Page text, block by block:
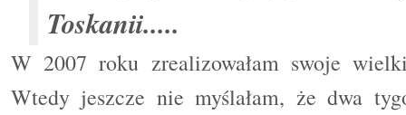
Toskanii.....
W 2007 roku zrealizowałam swoje
Wtedy jeszcze nie myślałam, że dwa